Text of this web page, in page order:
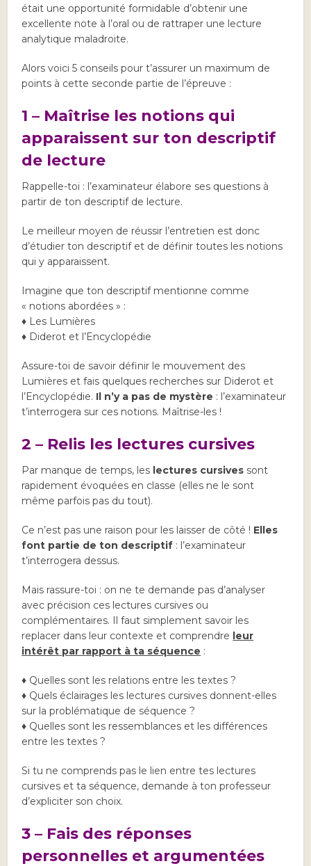
était une opportunité formidable d’obtenir une
excellente note à l’oral ou de rattraper une lecture
analytique maladroite.
Alors voici 5 conseils pour t’assurer un maximum de
points à cette seconde partie de l’épreuve :
1 – Maîtrise les notions qui
apparaissent sur ton descriptif
de lecture
Rappelle-toi : l’examinateur élabore ses questions à
partir de ton descriptif de lecture.
Le meilleur moyen de réussir l’entretien est donc
d’étudier ton descriptif et de définir toutes les notions
qui y apparaissent.
Imagine que ton descriptif mentionne comme
« notions abordées » :
♦ Les Lumières
♦ Diderot et l’Encyclopédie
Assure-toi de savoir définir le mouvement des
Lumières et fais quelques recherches sur Diderot et
l’Encyclopédie. Il n’y a pas de mystère : l’examinateur
t’interrogera sur ces notions. Maîtrise-les !
2 – Relis les lectures cursives
Par manque de temps, les lectures cursives sont
rapidement évoquées en classe (elles ne le sont
même parfois pas du tout).
Ce n’est pas une raison pour les laisser de côté ! Elles
font partie de ton descriptif : l’examinateur
t’interrogera dessus.
Mais rassure-toi : on ne te demande pas d’analyser
avec précision ces lectures cursives ou
complémentaires. Il faut simplement savoir les
replacer dans leur contexte et comprendre leur
intérêt par rapport à ta séquence :
♦ Quelles sont les relations entre les textes ?
♦ Quels éclairages les lectures cursives donnent-elles
sur la problématique de séquence ?
♦ Quelles sont les ressemblances et les différences
entre les textes ?
Si tu ne comprends pas le lien entre tes lectures
cursives et ta séquence, demande à ton professeur
d’expliciter son choix.
3 – Fais des réponses
personnelles et argumentées